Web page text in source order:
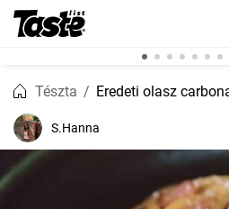
Tészta Eredeti olasz
S.Hanna